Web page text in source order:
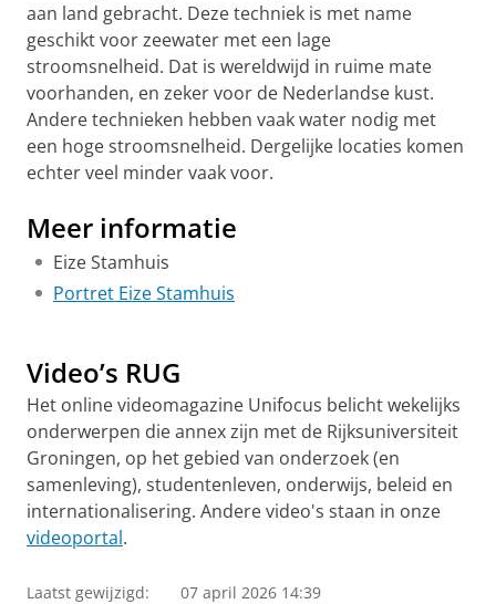
aan land gebracht. Deze techniek is met name
geschikt voor zeewater met een lage
stroomsnelheid. Dat is wereldwijd in ruime mate
voorhanden, en zeker voor de Nederlandse kust.
Andere technieken hebben vaak water nodig met
een hoge stroomsnelheid. Dergelijke locaties komen
echter veel minder vaak voor.
Meer informatie
Eize Stamhuis
Portret Eize Stamhuis
Video’s RUG
Het online videomagazine Unifocus belicht wekelijks
onderwerpen die annex zijn met de Rijksuniversiteit
Groningen, op het gebied van onderzoek (en
samenleving), studentenleven, onderwijs, beleid en
internationalisering. Andere video's staan in onze
videoportal.
Laatst gewijzigd: 07 april 2026 14:39